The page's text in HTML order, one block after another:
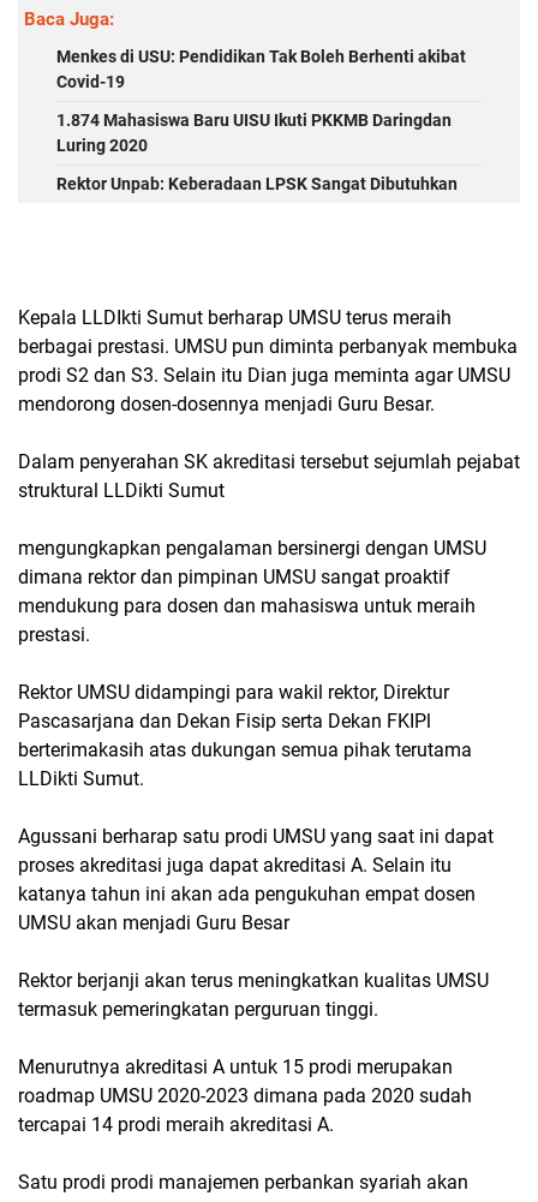
Baca Juga:
Menkes di USU: Pendidikan Tak Boleh Berhenti akibat
Covid-19
1.874 Mahasiswa Baru UISU Ikuti PKKMB Daringdan
Luring 2020
Rektor Unpab: Keberadaan LPSK Sangat Dibutuhkan
Kepala LLDIkti Sumut berharap UMSU terus meraih
berbagai prestasi. UMSU pun diminta perbanyak membuka
prodi S2 dan S3. Selain itu Dian juga meminta agar UMSU
mendorong dosen-dosennya menjadi Guru Besar.
Dalam penyerahan SK akreditasi tersebut sejumlah pejabat
struktural LLDikti Sumut
mengungkapkan pengalaman bersinergi dengan UMSU
dimana rektor dan pimpinan UMSU sangat proaktif
mendukung para dosen dan mahasiswa untuk meraih
prestasi.
Rektor UMSU didampingi para wakil rektor, Direktur
Pascasarjana dan Dekan Fisip serta Dekan FKIPl
berterimakasih atas dukungan semua pihak terutama
LLDikti Sumut.
Agussani berharap satu prodi UMSU yang saat ini dapat
proses akreditasi juga dapat akreditasi A. Selain itu
katanya tahun ini akan ada pengukuhan empat dosen
UMSU akan menjadi Guru Besar
Rektor berjanji akan terus meningkatkan kualitas UMSU
termasuk pemeringkatan perguruan tinggi.
Menurutnya akreditasi A untuk 15 prodi merupakan
roadmap UMSU 2020-2023 dimana pada 2020 sudah
tercapai 14 prodi meraih akreditasi A.
Satu prodi prodi manajemen perbankan syariah akan